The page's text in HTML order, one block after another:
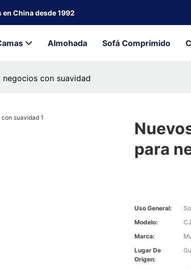
China desde 1992
Almohada Sofá Comprimido
con suavidad
para
Uso General:
Modelo:
Marca:
Lugar De
Origen: